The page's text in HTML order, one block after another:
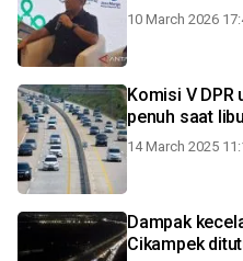
10 March 2026
Komisi V
penuh saat
14 March 2025
Dampak
Cikampek